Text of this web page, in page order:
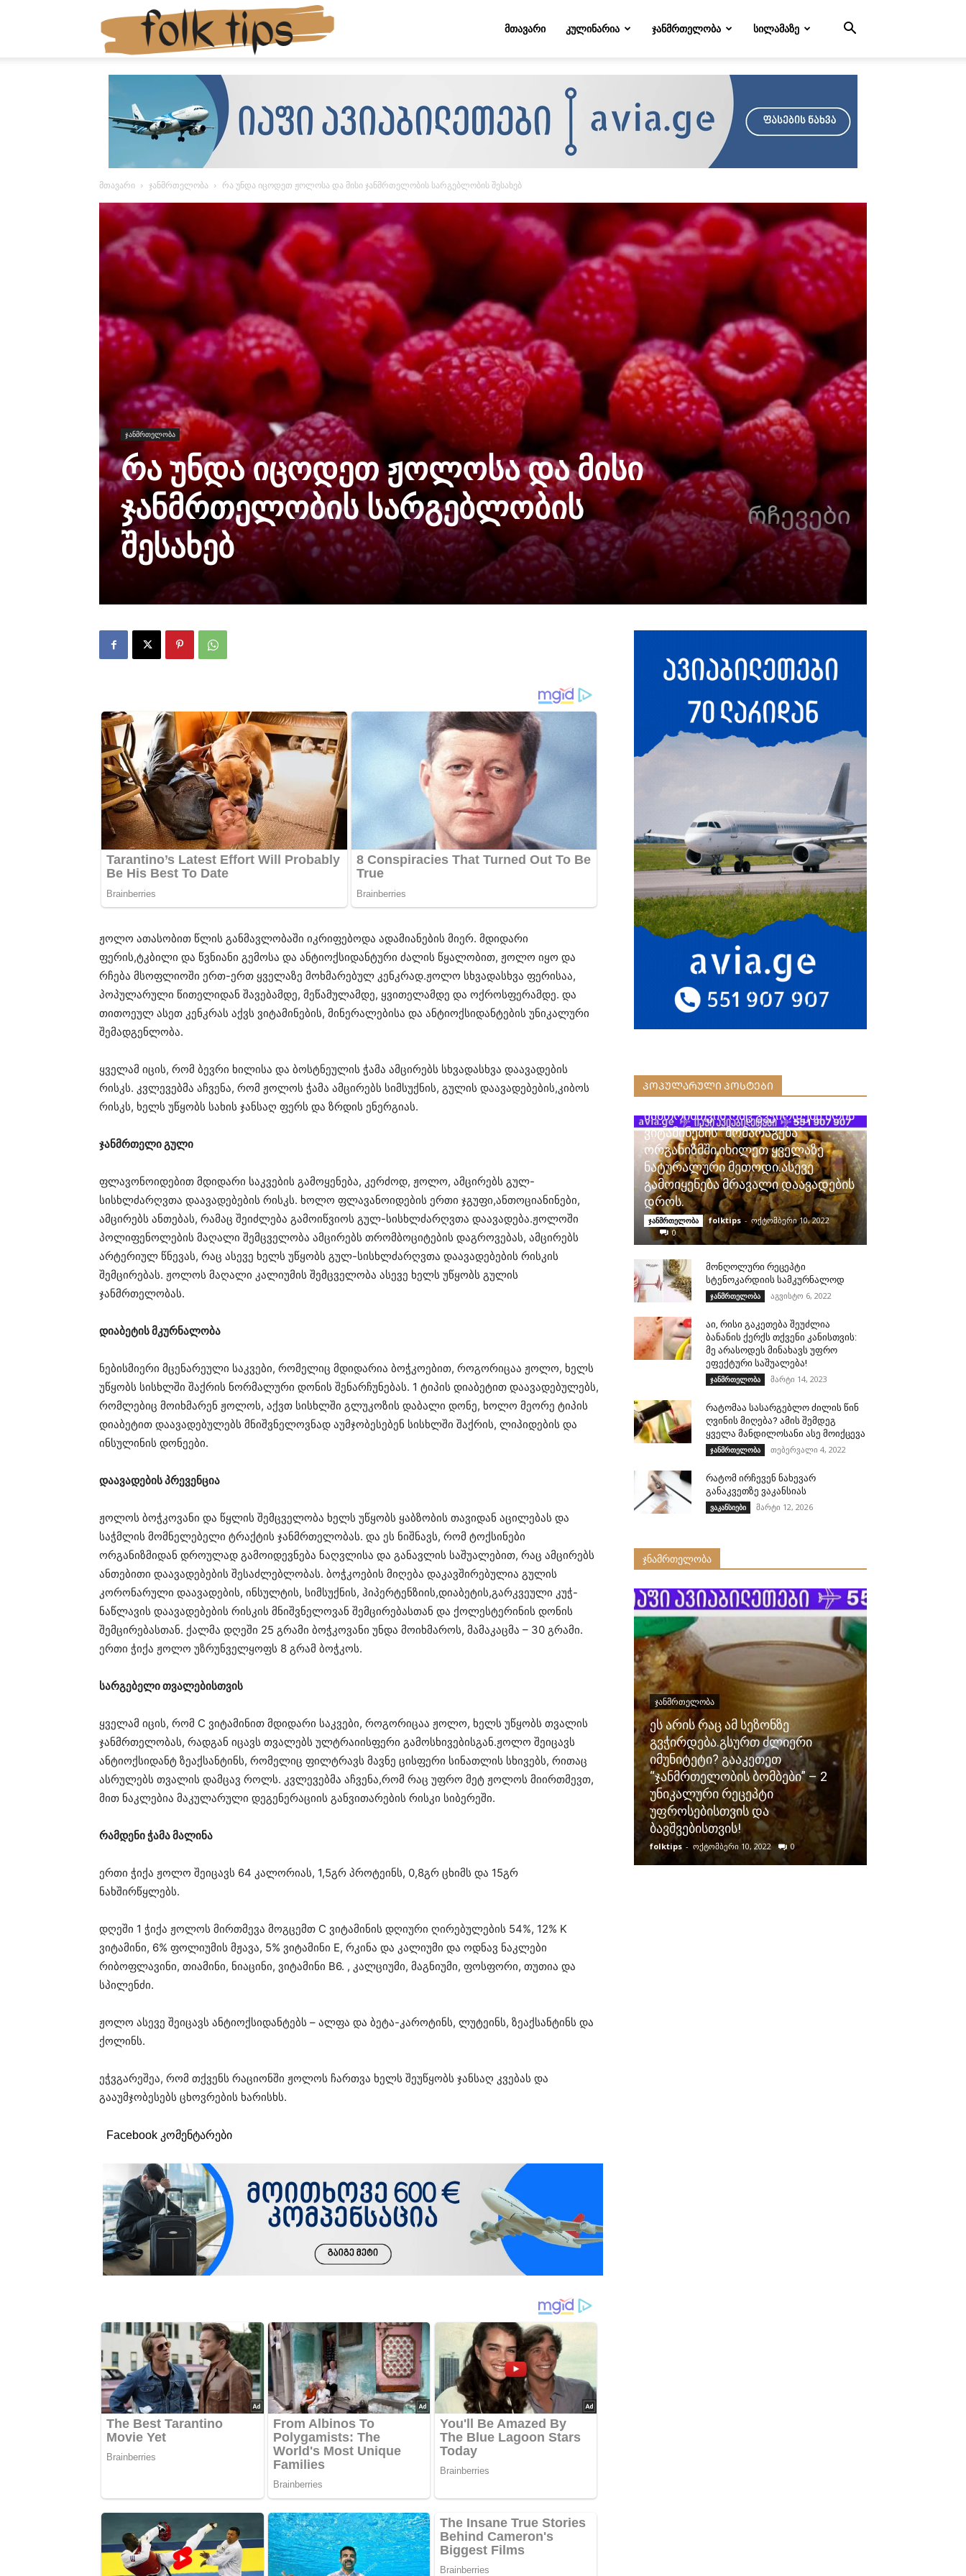
Folktips.org ᲛᲗᲐᲕᲐᲠᲘ ᲙᲣᲚᲘᲜᲐᲠᲘᲐ ᲯᲐᲜᲛᲠᲗᲔᲚᲝᲑᲐ ᲡᲘᲚᲐᲛᲐᲖᲔ
მთავარი ჯანმრთელობა რა უნდა იცოდეთ ჟოლოსა და მისი ჯანმრთელობის სარგებლობის შესახებ
ჯანმრთელობა
რა უნდა იცოდეთ ჟოლოსა და მისი
ჯანმრთელობის სარგებლობის
შესახებ
ჟოლო ათასობით წლის განმავლობაში იკრიფებოდა ადამიანების მიერ. მდიდარი
ფერის,ტკბილი და წვნიანი გემოსა და ანტიოქსიდანტური ძალის წყალობით, ჟოლო იყო და
რჩება მსოფლიოში ერთ-ერთ ყველაზე მოხმარებულ კენკრად.ჟოლო სხვადასხვა ფერისაა,
პოპულარული წითელიდან შავებამდე, მეწამულამდე, ყვითელამდე და ოქროსფერამდე. და
თითოეულ ასეთ კენკრას აქვს ვიტამინების, მინერალებისა და ანტიოქსიდანტების უნიკალური
შემადგენლობა.
ყველამ იცის, რომ ბევრი ხილისა და ბოსტნეულის ჭამა ამცირებს სხვადასხვა დაავადების
რისკს. კვლევებმა აჩვენა, რომ ჟოლოს ჭამა ამცირებს სიმსუქნის, გულის დაავადებების,კიბოს
რისკს, ხელს უწყობს სახის ჯანსაღ ფერს და ზრდის ენერგიას.
ჯანმრთელი გული
ფლავონოიდებით მდიდარი საკვების გამოყენება, კერძოდ, ჟოლო, ამცირებს გულ-
სისხლძარღვთა დაავადებების რისკს. ხოლო ფლავანოიდების ერთი ჯგუფი,ანთოციანინები,
ამცირებს ანთებას, რამაც შეიძლება გამოიწვიოს გულ-სისხლძარღვთა დაავადება.ჟოლოში
პოლიფენოლების მაღალი შემცველობა ამცირებს თრომბოციტების დაგროვებას, ამცირებს
არტერიულ წნევას, რაც ასევე ხელს უწყობს გულ-სისხლძარღვთა დაავადებების რისკის
შემცირებას. ჟოლოს მაღალი კალიუმის შემცველობა ასევე ხელს უწყობს გულის
ჯანმრთელობას.
დიაბეტის მკურნალობა
ნებისმიერი მცენარეული საკვები, რომელიც მდიდარია ბოჭკოებით, როგორიცაა ჟოლო, ხელს
უწყობს სისხლში შაქრის ნორმალური დონის შენარჩუნებას. 1 ტიპის დიაბეტით დაავადებულებს,
რომლებიც მოიხმარენ ჟოლოს, აქვთ სისხლში გლუკოზის დაბალი დონე, ხოლო მეორე ტიპის
დიაბეტით დაავადებულებს მნიშვნელოვნად აუმჯობესებენ სისხლში შაქრის, ლიპიდების და
ინსულინის დონეები.
დაავადების პრევენცია
ჟოლოს ბოჭკოვანი და წყლის შემცველობა ხელს უწყობს ყაბზობის თავიდან აცილებას და
საჭმლის მომნელებელი ტრაქტის ჯანმრთელობას. და ეს ნიშნავს, რომ ტოქსინები
ორგანიზმიდან დროულად გამოიდევნება ნაღვლისა და განავლის საშუალებით, რაც ამცირებს
ანთებითი დაავადებების შესაძლებლობას. ბოჭკოების მიღება დაკავშირებულია გულის
კორონარული დაავადების, ინსულტის, სიმსუქნის, ჰიპერტენზიის,დიაბეტის,გარკვეული კუჭ-
ნაწლავის დაავადებების რისკის მნიშვნელოვან შემცირებასთან და ქოლესტერინის დონის
შემცირებასთან. ქალმა დღეში 25 გრამი ბოჭკოვანი უნდა მოიხმაროს, მამაკაცმა – 30 გრამი.
ერთი ჭიქა ჟოლო უზრუნველყოფს 8 გრამ ბოჭკოს.
სარგებელი თვალებისთვის
ყველამ იცის, რომ C ვიტამინით მდიდარი საკვები, როგორიცაა ჟოლო, ხელს უწყობს თვალის
ჯანმრთელობას, რადგან იცავს თვალებს ულტრაიისფერი გამოსხივებისგან.ჟოლო შეიცავს
ანტიოქსიდანტ ზეაქსანტინს, რომელიც ფილტრავს მავნე ცისფერი სინათლის სხივებს, რითაც
ასრულებს თვალის დამცავ როლს. კვლევებმა აჩვენა,რომ რაც უფრო მეტ ჟოლოს მიირთმევთ,
მით ნაკლებია მაკულარული დეგენერაციის განვითარების რისკი სიბერეში.
რამდენი ჭამა მალინა
ერთი ჭიქა ჟოლო შეიცავს 64 კალორიას, 1,5გრ პროტეინს, 0,8გრ ცხიმს და 15გრ
ნახშირწყლებს.
დღეში 1 ჭიქა ჟოლოს მირთმევა მოგცემთ C ვიტამინის დღიური ღირებულების 54%, 12% K
ვიტამინი, 6% ფოლიუმის მჟავა, 5% ვიტამინი E, რკინა და კალიუმი და ოდნავ ნაკლები
რიბოფლავინი, თიამინი, ნიაცინი, ვიტამინი B6. , კალციუმი, მაგნიუმი, ფოსფორი, თუთია და
სპილენძი.
ჟოლო ასევე შეიცავს ანტიოქსიდანტებს – ალფა და ბეტა-კაროტინს, ლუტეინს, ზეაქსანტინს და
ქოლინს.
ეჭვგარეშეა, რომ თქვენს რაციონში ჟოლოს ჩართვა ხელს შეუწყობს ჯანსაღ კვებას და
გააუმჯობესებს ცხოვრების ხარისხს.
Facebook კომენტარები
ᲞᲝᲞᲣᲚᲐᲠᲣᲚᲘ ᲞᲝᲡᲢᲔᲑᲘ
ზამთრისთვის რაც გვჭირდება არის
ვიტამინების “მომარაგება”
ორგანიზმში,იხილეთ ყველაზე
ნატურალური მეთოდი.ასევე
გამოიყენება მრავალი დაავადების
დროს.
ჯანმრთელობა folktips - ოქტომბერი 10, 2022
0
მონღოლური რეცეპტი
სტენოკარდიის სამკურნალოდ
ჯანმრთელობა აგვისტო 6, 2022
აი, რისი გაკეთება შეუძლია
ბანანის ქერქს თქვენი კანისთვის:
მე არასოდეს მინახავს უფრო
ეფექტური საშუალება!
ჯანმრთელობა მარტი 14, 2023
რატომაა სასარგებლო ძილის წინ
ღვინის მიღება? ამის შემდეგ
ყველა მანდილოსანი ასე მოიქცევა
ჯანმრთელობა თებერვალი 4, 2022
რატომ ირჩევენ ნახევარ
განაკვეთზე ვაკანსიას
ვაკანსიები მარტი 12, 2026
ჯნამრთელობა
ᲯᲐᲜᲛᲠᲗᲔᲚᲝᲑᲐ
ეს არის რაც ამ სეზონზე
გვჭირდება.გსურთ ძლიერი
იმუნიტეტი? გააკეთეთ
“ჯანმრთელობის ბომბები” – 2
უნიკალური რეცეპტი
უფროსებისთვის და
ბავშვებისთვის!
folktips - ოქტომბერი 10, 2022 0